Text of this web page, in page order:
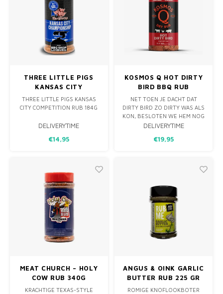
THREE LITTLE PIGS
KANSAS CITY
CHAMPIONSHIP RUB
184G
THREE LITTLE PIGS KANSAS
CITY COMPETITION RUB 184G
DELIVERYTIME
€14,95
KOSMOS Q HOT DIRTY
BIRD BBQ RUB
NET TOEN JE DACHT DAT
DIRTY BIRD ZO DIRTY WAS ALS
KON, BESLOTEN WE HEM NOG
DIRTIER TE MAKEN. WE
EN DE PITTIGHEID IN ONZE
DELIVERYTIME
€19,95
MEAT CHURCH – HOLY
COW RUB 340G
KRACHTIGE TEXAS-STYLE
ANGUS & OINK GARLIC
BUTTER RUB 225 GR
ROMIGE KNOFLOOKBOTER